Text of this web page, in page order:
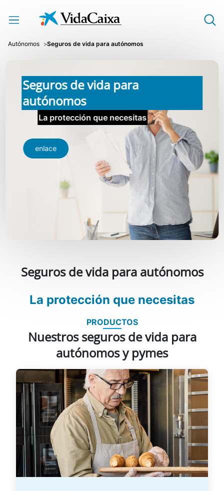
Saltar al contenido principal
Autónomos Seguros de vida para autónomos
Seguros de vida para
autónomos
La protección que necesitas
enlace
Seguros de vida para autónomos
La protección que necesitas
PRODUCTOS
Nuestros seguros de vida para
autónomos y pymes